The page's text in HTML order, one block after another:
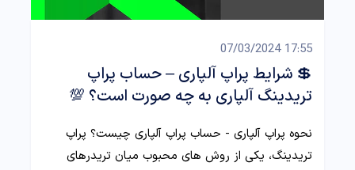
17:55 07/03/2024
💲 شرایط پراپ آلپاری – حساب پراپ
تریدینگ آلپاری به چه صورت است؟ 💯
نحوه پراپ آلپاری - حساب پراپ آلپاری چیست؟ پراپ
تریدینگ، یکی از روش‌ های محبوب میان تریدرهای